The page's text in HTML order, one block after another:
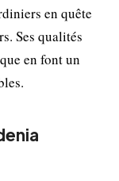
en quête
Ses qualités
en font un